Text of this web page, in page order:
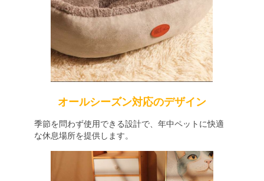
オールシーズン対応のデザイン
季節を問わず使用できる設計で、年中ペットに快適
な休息場所を提供します。